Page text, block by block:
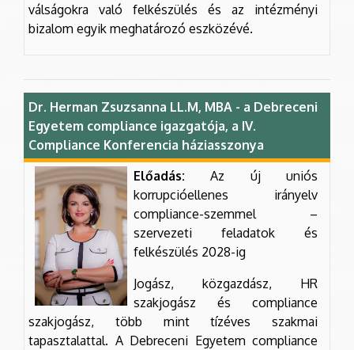
válságokra való felkészülés és az intézményi
bizalom egyik meghatározó eszközévé.
Dr. Herman Zsuzsanna LL.M, MBA - a Debreceni
Egyetem compliance igazgatója, a IV.
Compliance Konferencia háziasszonya
Előadás: Az új uniós
korrupcióellenes irányelv
compliance-szemmel –
szervezeti feladatok és
felkészülés 2028-ig
Jogász, közgazdász, HR
szakjogász és compliance
szakjogász, több mint tízéves szakmai
tapasztalattal. A Debreceni Egyetem compliance